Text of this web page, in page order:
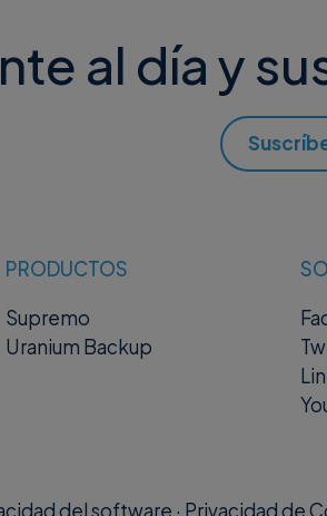
al día y
PRODUCTOS
Supremo
Uranium Backup
del software · Privacidad de